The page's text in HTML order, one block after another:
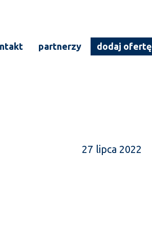
partnerzy dodaj ofertę
27 lipca 2022